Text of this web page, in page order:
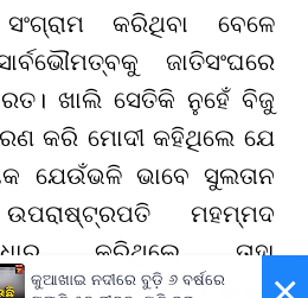
ସଂଗ୍ରାମ କରିଥିବା ବେଳେ
ଜାତିସଂଘରେ
ଖାଲି ସେତିକି ନୁହେଁ ବିଜୁ
କରି ମୋଦୀ କହିଥିଲେ ଯେ
ଯେଉଁଭଳି ଭାବେ ସୁଲତାନ
ମହମ୍ମଦ
କରିଥିଲେ ତାହା
ଆନ୍ଦୋଳନକୁ ନୂଆ ମୋଡ଼
କୁଆଖାଇ ନଦୀରେ ବୁଡ଼ି ୬ ବର୍ଷରେ